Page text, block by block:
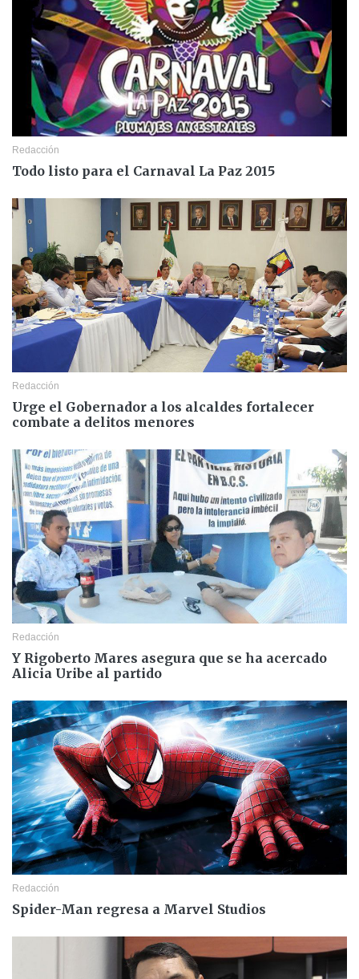
Redacción
Todo listo para el Carnaval La Paz 2015
Redacción
Urge el Gobernador a los alcaldes fortalecer
combate a delitos menores
Redacción
Y Rigoberto Mares asegura que se ha acercado
Alicia Uribe al partido
Redacción
Spider-Man regresa a Marvel Studios